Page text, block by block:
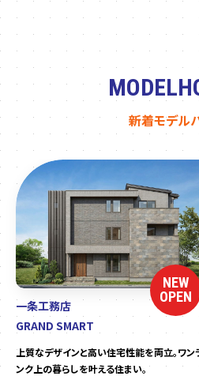
新着モデル
NEW
OPEN
一条工務店
GRAND SMART
上質なデザインと高い住宅性能を両立。ワン
ンク上の暮らしを叶える住まい。